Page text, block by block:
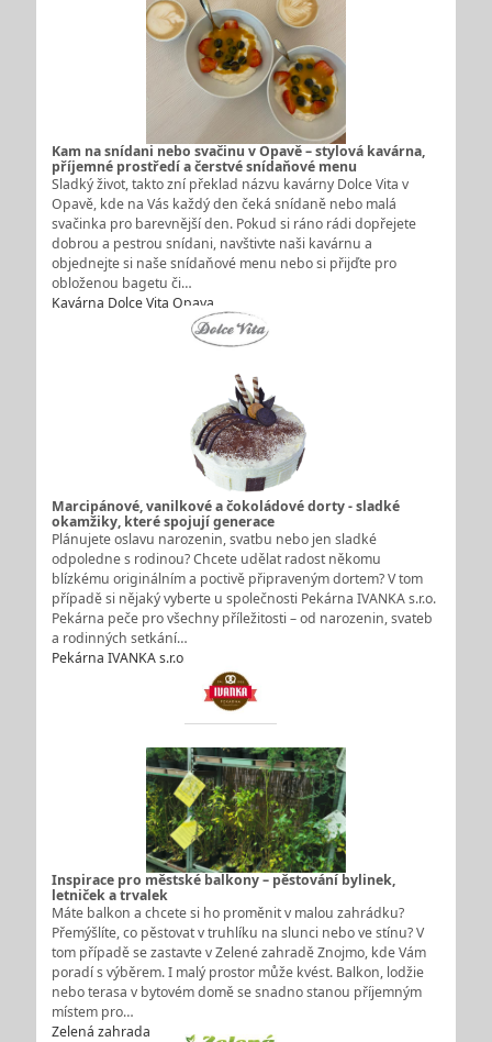
Kam na snídani nebo svačinu v Opavě – stylová kavárna,
příjemné prostředí a čerstvé snídaňové menu
Sladký život, takto zní překlad názvu kavárny Dolce Vita v
Opavě, kde na Vás každý den čeká snídaně nebo malá
svačinka pro barevnější den. Pokud si ráno rádi dopřejete
dobrou a pestrou snídani, navštivte naši kavárnu a
objednejte si naše snídaňové menu nebo si přijďte pro
obloženou bagetu či…
Kavárna Dolce Vita Opava
Marcipánové, vanilkové a čokoládové dorty - sladké
okamžiky, které spojují generace
Plánujete oslavu narozenin, svatbu nebo jen sladké
odpoledne s rodinou? Chcete udělat radost někomu
blízkému originálním a poctivě připraveným dortem? V tom
případě si nějaký vyberte u společnosti Pekárna IVANKA s.r.o.
Pekárna peče pro všechny příležitosti – od narozenin, svateb
a rodinných setkání…
Pekárna IVANKA s.r.o.
Inspirace pro městské balkony – pěstování bylinek,
letniček a trvalek
Máte balkon a chcete si ho proměnit v malou zahrádku?
Přemýšlíte, co pěstovat v truhlíku na slunci nebo ve stínu? V
tom případě se zastavte v Zelené zahradě Znojmo, kde Vám
poradí s výběrem. I malý prostor může kvést. Balkon, lodžie
nebo terasa v bytovém domě se snadno stanou příjemným
místem pro…
Zelená zahrada